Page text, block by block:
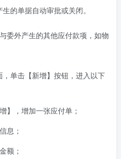
的单据自动审批或关闭。
委外产生的其他应付款项，如物
单击【新增】按钮，进入以下
】，增加一张应付单；
息；
额；